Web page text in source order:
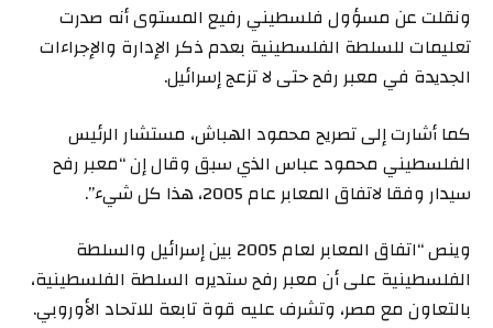
ونقلت عن مسؤول فلسطيني رفيع المستوى أنه صدرت
تعليمات للسلطة الفلسطينية بعدم ذكر الإدارة والإجراءات
الجديدة في معبر رفح حتى لا تزعج إسرائيل.
كما أشارت إلى تصريح محمود الهباش، مستشار الرئيس
الفلسطيني محمود عباس الذي سبق وقال إن “معبر رفح
سيدار وفقا لاتفاق المعابر عام 2005، هذا كل شيء”.
وينص “اتفاق المعابر لعام 2005 بين إسرائيل والسلطة
الفلسطينية على أن معبر رفح ستديره السلطة الفلسطينية،
بالتعاون مع مصر، وتشرف عليه قوة تابعة للاتحاد الأوروبي.